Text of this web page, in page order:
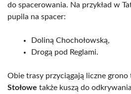
do spacerowania. Na przykład w
pupila na spacer:
Doliną Chochołowską,
Drogą pod Reglami.
Obie trasy przyciągają liczne
Stołowe także kuszą do